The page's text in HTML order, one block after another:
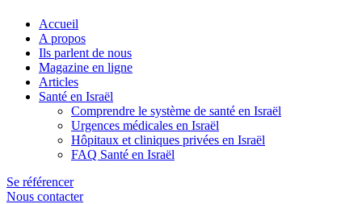
Accueil
A propos
Ils parlent de nous
Magazine en ligne
Articles
Santé en Israël
Comprendre le système de santé en Israël
Urgences médicales en Israël
Hôpitaux et cliniques privées en Israël
FAQ Santé en Israël
Se référencer
Nous contacter